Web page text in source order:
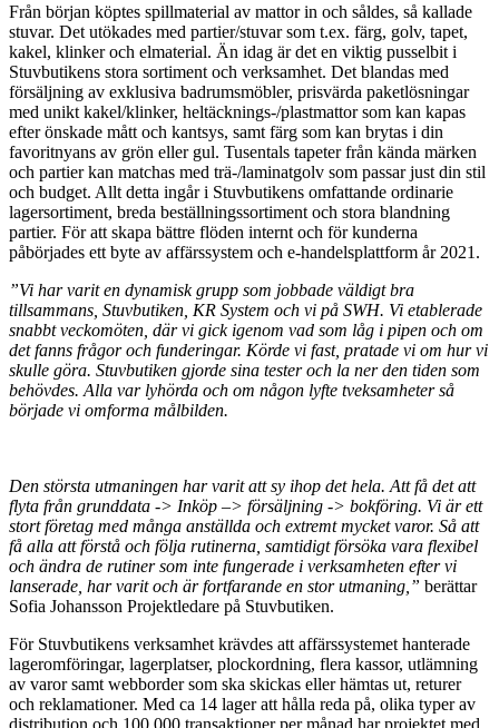
Från början köptes spillmaterial av mattor in och såldes, så kallade
stuvar. Det utökades med partier/stuvar som t.ex. färg, golv, tapet,
kakel, klinker och elmaterial. Än idag är det en viktig pusselbit i
Stuvbutikens stora sortiment och verksamhet. Det blandas med
försäljning av exklusiva badrumsmöbler, prisvärda paketlösningar
med unikt kakel/klinker, heltäcknings-/plastmattor som kan kapas
efter önskade mått och kantsys, samt färg som kan brytas i din
favoritnyans av grön eller gul. Tusentals tapeter från kända märken
och partier kan matchas med trä-/laminatgolv som passar just din stil
och budget. Allt detta ingår i Stuvbutikens omfattande ordinarie
lagersortiment, breda beställningssortiment och stora blandning
partier. För att skapa bättre flöden internt och för kunderna
påbörjades ett byte av affärssystem och e-handelsplattform år 2021.
”Vi har varit en dynamisk grupp som jobbade väldigt bra
tillsammans, Stuvbutiken, KR System och vi på SWH. Vi etablerade
snabbt veckomöten, där vi gick igenom vad som låg i pipen och om
det fanns frågor och funderingar. Körde vi fast, pratade vi om hur vi
skulle göra. Stuvbutiken gjorde sina tester och la ner den tiden som
behövdes. Alla var lyhörda och om någon lyfte tveksamheter så
började vi omforma målbilden.
Den största utmaningen har varit att sy ihop det hela. Att få det att
flyta från grunddata -> Inköp –> försäljning -> bokföring. Vi är ett
stort företag med många anställda och extremt mycket varor. Så att
få alla att förstå och följa rutinerna, samtidigt försöka vara flexibel
och ändra de rutiner som inte fungerade i verksamheten efter vi
lanserade, har varit och är fortfarande en stor utmaning,” berättar
Sofia Johansson Projektledare på Stuvbutiken.
För Stuvbutikens verksamhet krävdes att affärssystemet hanterade
lageromföringar, lagerplatser, plockordning, flera kassor, utlämning
av varor samt webborder som ska skickas eller hämtas ut, returer
och reklamationer. Med ca 14 lager att hålla reda på, olika typer av
distribution och 100 000 transaktioner per månad har projektet med